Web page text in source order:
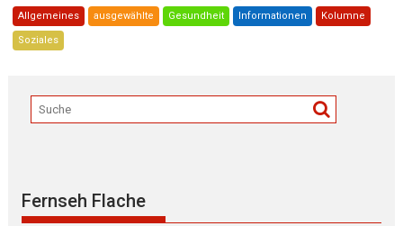
Allgemeines ausgewählte Gesundheit Informationen Kolumne
Soziales
Fernseh Flache